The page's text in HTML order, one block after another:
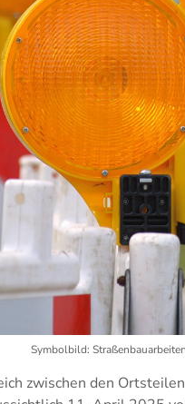
Symbolbild:
zwischen den